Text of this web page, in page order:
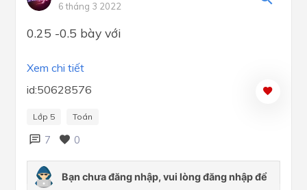
6 tháng 3 2022
0.25 -0.5 bày với
Xem chi tiết
id:50628576
Lớp 5 Toán
7 0